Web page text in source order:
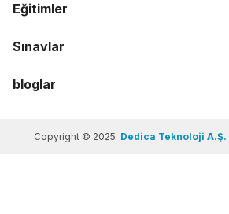
Eğitimler
Sınavlar
bloglar
Copyright © 2025 Dedica Teknoloji A.Ş.